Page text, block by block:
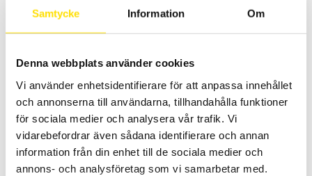
Samtycke Information Om
Denna webbplats använder cookies
Vi använder enhetsidentifierare för att anpassa innehållet
och annonserna till användarna, tillhandahålla funktioner
för sociala medier och analysera vår trafik. Vi
vidarebefordrar även sådana identifierare och annan
information från din enhet till de sociala medier och
annons- och analysföretag som vi samarbetar med.
Spänningsprovare med automatiskt lik- eller
växelspänningsområdesval. Liten och smidig med kat. III 600 V
spänningskategori.
850.00 LÄS MER